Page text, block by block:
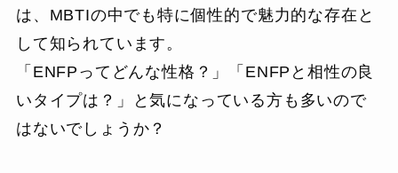
は、MBTIの中でも特に個性的で魅力的な存在と
して知られています。
「ENFPってどんな性格？」「ENFPと相性の良
いタイプは？」と気になっている方も多いので
はないでしょうか？